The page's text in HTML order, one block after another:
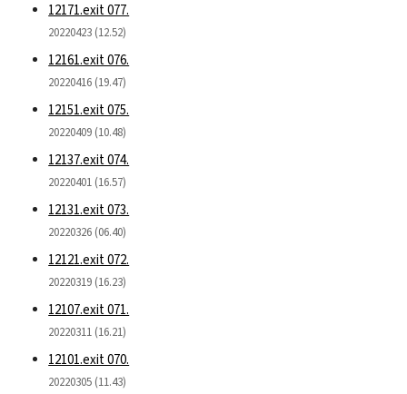
12171.exit 077.
20220423 (12.52)
12161.exit 076.
20220416 (19.47)
12151.exit 075.
20220409 (10.48)
12137.exit 074.
20220401 (16.57)
12131.exit 073.
20220326 (06.40)
12121.exit 072.
20220319 (16.23)
12107.exit 071.
20220311 (16.21)
12101.exit 070.
20220305 (11.43)